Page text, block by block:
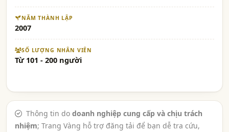
NĂM THÀNH LẬP
2007
SỐ LƯỢNG NHÂN VIÊN
Từ 101 - 200 người
Thông tin do doanh nghiệp cung cấp và chịu trách
nhiệm; Trang Vàng hỗ trợ đăng tải để bạn dễ tra cứu,